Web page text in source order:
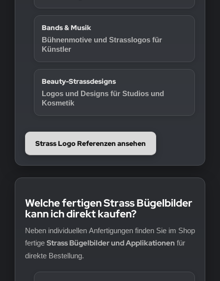
Bands & Musik
Bühnenmotive und Strasslogos für
Künstler
Beauty-Strassdesigns
Logos und Designs für Studios und
Kosmetik
Strass Logo Referenzen ansehen
Welche fertigen Strass Bügelbilder
kann ich direkt kaufen?
Neben individuellen Anfertigungen finden Sie im Shop
fertige Strass Bügelbilder und Applikationen für
direkte Bestellung.